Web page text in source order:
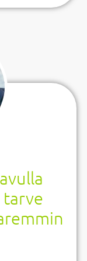
tarve